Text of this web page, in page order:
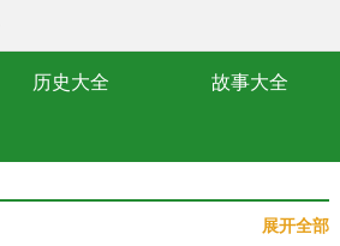
历史大全 故事大全
展开全部